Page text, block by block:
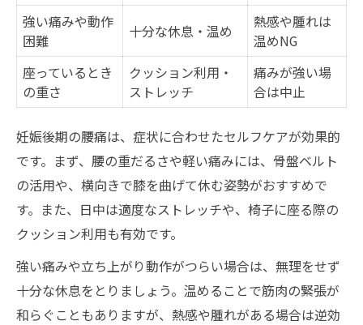
強い痛みや動作
困難
十分な休息・温め
熱感や腫れは
温めNG
座っているとき
の重さ
クッション利用・
ストレッチ
痛みが強い場
合は中止
妊娠後期の腰痛は、症状に合わせたセルフケアが効果的
です。まず、腰の重だるさや軽い痛みには、骨盤ベルト
の活用や、横向きで膝を曲げて休む姿勢がおすすめで
す。また、日中は適度なストレッチや、椅子に座る際の
クッション利用も有効です。
強い痛みや立ち上がり動作がつらい場合は、無理をせず
十分な休息をとりましょう。温めることで筋肉の緊張が
和らぐこともありますが、熱感や腫れがある場合は逆効